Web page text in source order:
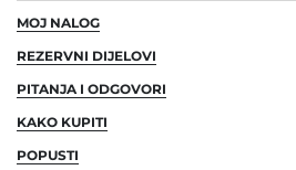
MOJ NALOG
REZERVNI DIJELOVI
PITANJA I ODGOVORI
KAKO KUPITI
POPUSTI